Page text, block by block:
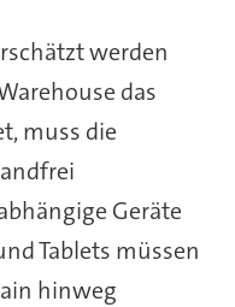
werden
das
muss die
Geräte
Tablets müssen
hinweg